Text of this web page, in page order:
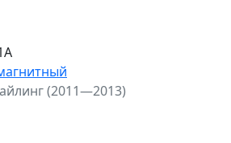
(2011—2013)